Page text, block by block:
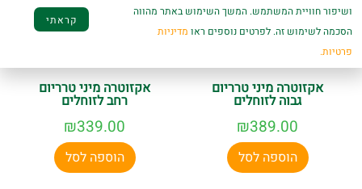
אקזוטרה מיני טרריום
גבוה לזוחלים
₪389.00
הוספה לסל
אקזוטרה מיני טרריום
רחב לזוחלים
₪339.00
הוספה לסל
ושיפור חוויית המשתמש. המשך השימוש באתר מהווה
הסכמה לשימוש זה. לפרטים נוספים ראו מדיניות
פרטיות.
קראתי